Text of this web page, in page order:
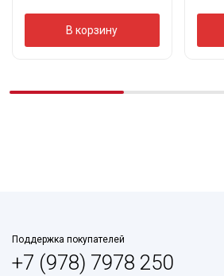
В корзину
Поддержка покупателей
+7 (978) 7978 250